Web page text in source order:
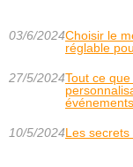
03/6/2024Choisir le
réglable
27/5/2024Tout ce
10/5/2024Les